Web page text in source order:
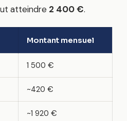
atteindre 2 400 €.
Montant mensuel
1 500 €
~420 €
~1 920 €